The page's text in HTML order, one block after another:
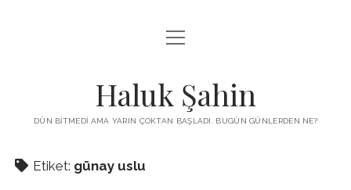
KUTUP YILDIZI
MENDIREK YAZILARI
menüyü
aç
Haluk Şahin
DÜN BITMEDI AMA YARIN ÇOKTAN BAŞLADI. BUGÜN GÜNLERDEN NE?
Etiket: günay uslu